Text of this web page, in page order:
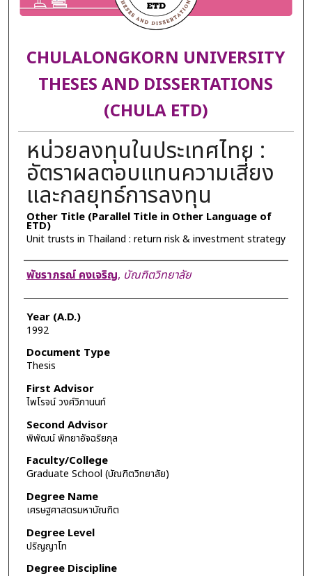
CHULALONGKORN UNIVERSITY
THESES AND DISSERTATIONS
(CHULA ETD)
หน่วยลงทุนในประเทศไทย :
อัตราผลตอบแทนความเสี่ยง
และกลยุทธ์การลงทุน
Other Title (Parallel Title in Other Language of
ETD)
Unit trusts in Thailand : return risk & investment strategy
Author
พัชราภรณ์ คงเจริญ, บัณฑิตวิทยาลัย
Year (A.D.)
1992
Document Type
Thesis
First Advisor
ไพโรจน์ วงศ์วิภานนท์
Second Advisor
พิพัฒน์ พิทยาอัจฉริยกุล
Faculty/College
Graduate School (บัณฑิตวิทยาลัย)
Degree Name
เศรษฐศาสตรมหาบัณฑิต
Degree Level
ปริญญาโท
Degree Discipline